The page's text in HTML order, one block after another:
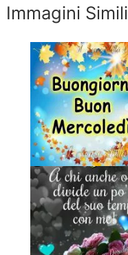
Immagini Simili